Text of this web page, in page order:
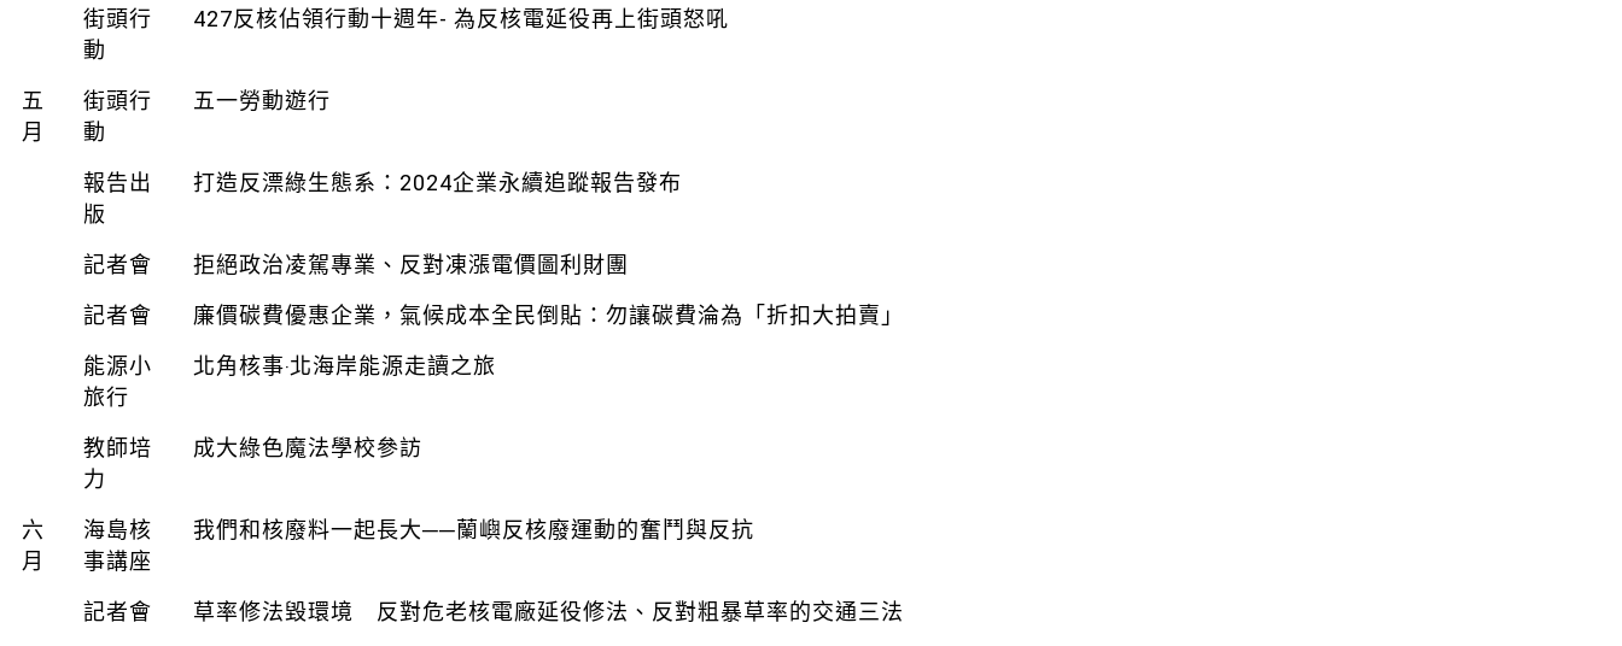
街頭行
動
427反核佔領行動十週年- 為反核電延役再上街頭怒吼
五
月
街頭行
動
五一勞動遊行
報告出
版
打造反漂綠生態系：2024企業永續追蹤報告發布
記者會
拒絕政治凌駕專業、反對凍漲電價圖利財團
記者會
廉價碳費優惠企業，氣候成本全民倒貼：勿讓碳費淪為「折扣大拍賣」
能源小
旅行
北角核事‧北海岸能源走讀之旅
教師培
力
成大綠色魔法學校參訪
六
月
海島核
事講座
我們和核廢料一起長大──蘭嶼反核廢運動的奮鬥與反抗
記者會
草率修法毀環境 反對危老核電廠延役修法、反對粗暴草率的交通三法